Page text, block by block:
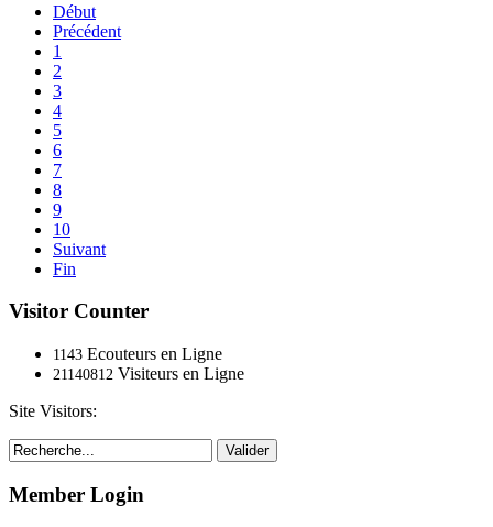
Début
Précédent
1
2
3
4
5
6
7
8
9
10
Suivant
Fin
Visitor Counter
1143 Ecouteurs en Ligne
21140812 Visiteurs en Ligne
Site Visitors:
Valider
Member Login